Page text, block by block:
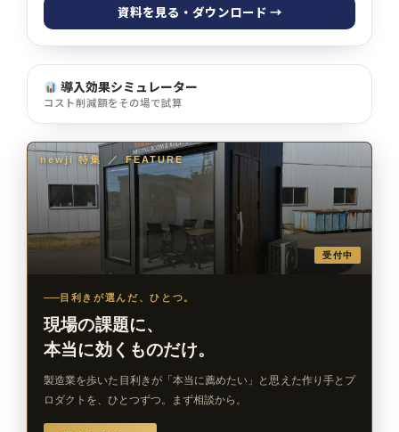
資料を見る・ダウンロード →
導入効果シミュレーター
コスト削減額をその場で試算
newji 特集 ／ FEATURE
受付中
目利きが選んだ、ひとつ。
現場の課題に、
本当に効くものだけ。
製造業を歩いた目利きが「本当に薦めたい」と思えた作り手とプ
ロダクトを、ひとつずつ。まず相談から。